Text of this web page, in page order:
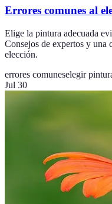
Errores comunes al
Elige la pintura adecuada
Consejos de expertos y una
elección.
errores comuneselegir
Jul 30